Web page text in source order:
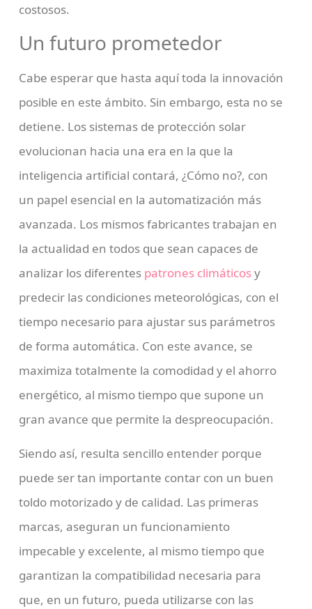
costosos.
Un futuro prometedor
Cabe esperar que hasta aquí toda la innovación
posible en este ámbito. Sin embargo, esta no se
detiene. Los sistemas de protección solar
evolucionan hacia una era en la que la
inteligencia artificial contará, ¿Cómo no?, con
un papel esencial en la automatización más
avanzada. Los mismos fabricantes trabajan en
la actualidad en todos que sean capaces de
analizar los diferentes patrones climáticosy
predecir las condiciones meteorológicas, con el
tiempo necesario para ajustar sus parámetros
de forma automática. Con este avance, se
maximiza totalmente la comodidad y el ahorro
energético, al mismo tiempo que supone un
gran avance que permite la despreocupación.
Siendo así, resulta sencillo entender porque
puede ser tan importante contar con un buen
toldo motorizado y de calidad. Las primeras
marcas, aseguran un funcionamiento
impecable y excelente, al mismo tiempo que
garantizan la compatibilidad necesaria para
que, en un futuro, pueda utilizarse con las